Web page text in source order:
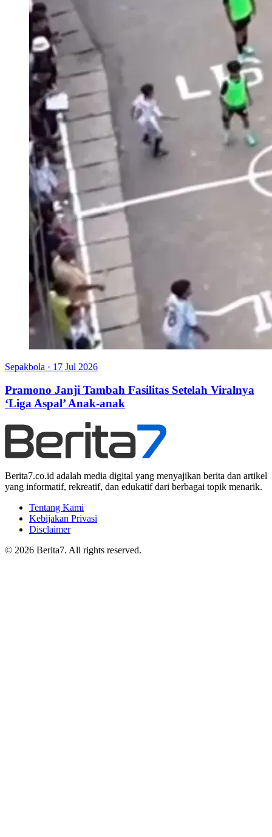
Sepakbola · 17 Jul 2026
Pramono Janji Tambah Fasilitas Setelah Viralnya
‘Liga Aspal’ Anak-anak
Berita7.co.id adalah media digital yang menyajikan berita dan artikel
yang informatif, rekreatif, dan edukatif dari berbagai topik menarik.
Tentang Kami
Kebijakan Privasi
Disclaimer
© 2026 Berita7. All rights reserved.